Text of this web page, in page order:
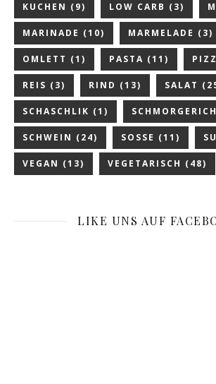
KUCHEN (9) LOW CARB (3)
MARINADE (10) MARMELADE (3)
OMLETT (1) PASTA (11)
REIS (3) RIND (13) SALAT
SCHASCHLIK (1)
SCHWEIN (24) SOSSE (11)
VEGAN (13) VEGETARISCH (48)
LIKE UNS AUF